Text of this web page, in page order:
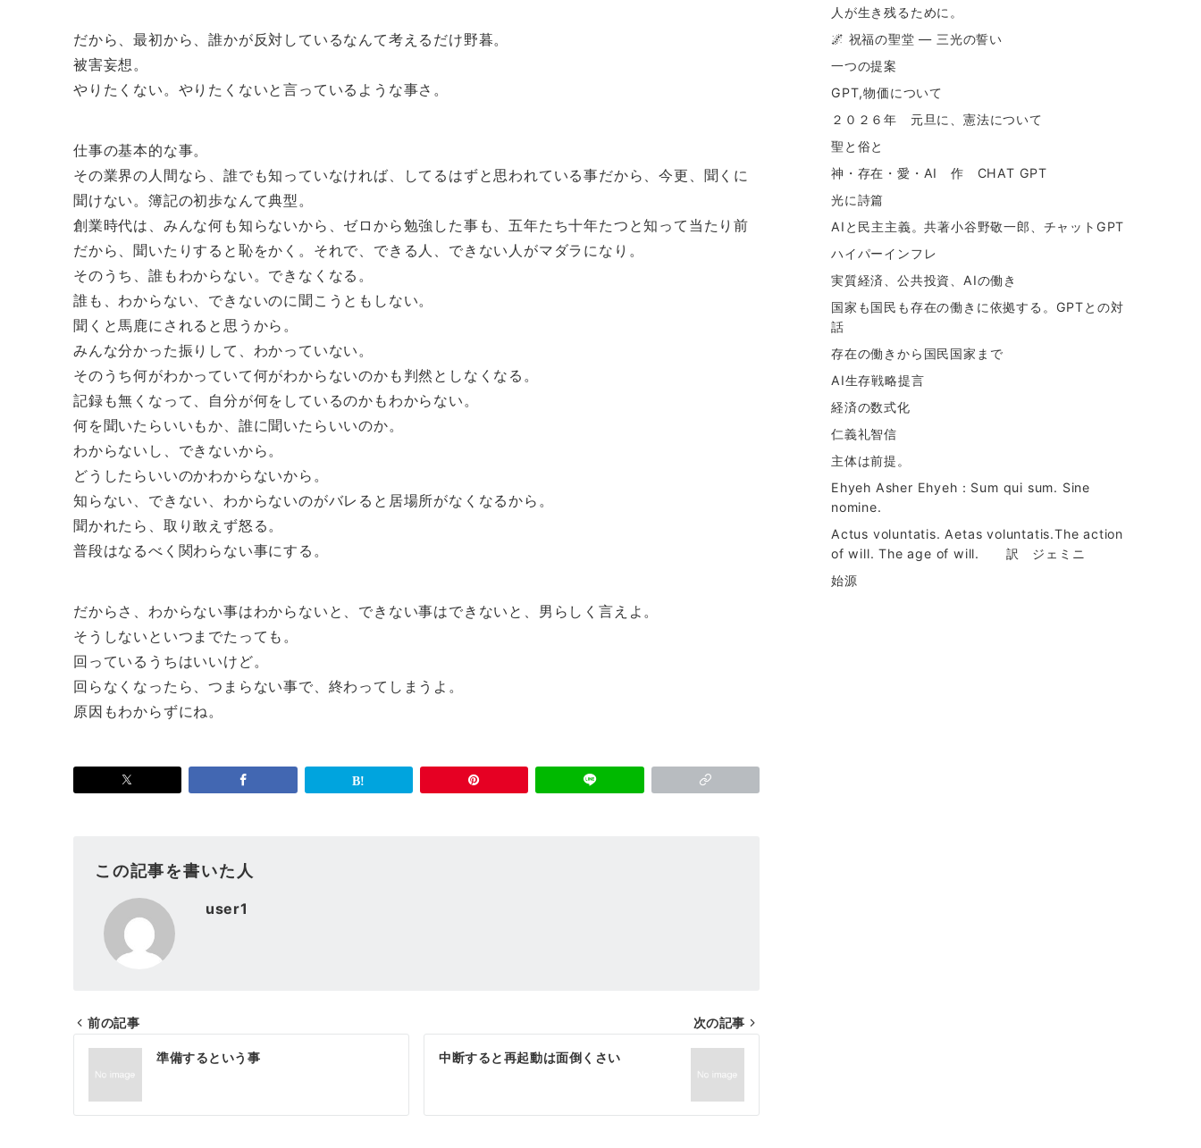
だから、最初から、誰かが反対しているなんて考えるだけ野暮。
被害妄想。
やりたくない。やりたくないと言っているような事さ。
仕事の基本的な事。
その業界の人間なら、誰でも知っていなければ、してるはずと思われている事だから、今更、聞くに
聞けない。簿記の初歩なんて典型。
創業時代は、みんな何も知らないから、ゼロから勉強した事も、五年たち十年たつと知って当たり前
だから、聞いたりすると恥をかく。それで、できる人、できない人がマダラになり。
そのうち、誰もわからない。できなくなる。
誰も、わからない、できないのに聞こうともしない。
聞くと馬鹿にされると思うから。
みんな分かった振りして、わかっていない。
そのうち何がわかっていて何がわからないのかも判然としなくなる。
記録も無くなって、自分が何をしているのかもわからない。
何を聞いたらいいもか、誰に聞いたらいいのか。
わからないし、できないから。
どうしたらいいのかわからないから。
知らない、できない、わからないのがバレると居場所がなくなるから。
聞かれたら、取り敢えず怒る。
普段はなるべく関わらない事にする。
だからさ、わからない事はわからないと、できない事はできないと、男らしく言えよ。
そうしないといつまでたっても。
回っているうちはいいけど。
回らなくなったら、つまらない事で、終わってしまうよ。
原因もわからずにね。
この記事を書いた人
user1
投
ナ
前の記事
準備するという事
次の記事
中断すると再起動は面倒くさい
人が生き残るために。
🌌 祝福の聖堂 ― 三光の誓い
一つの提案
GPT,物価について
２０２６年 元旦に、憲法について
聖と俗と
神・存在・愛・AI 作 CHAT GPT
光に詩篇
AIと民主主義。共著小谷野敬一郎、チャットGPT
ハイパーインフレ
実質経済、公共投資、AIの働き
国家も国民も存在の働きに依拠する。GPTとの対
話
存在の働きから国民国家まで
AI生存戦略提言
経済の数式化
仁義礼智信
主体は前提。
Ehyeh Asher Ehyeh：Sum qui sum. Sine
nomine.
Actus voluntatis. Aetas voluntatis.The action
of will. The age of will. 訳 ジェミニ
始源